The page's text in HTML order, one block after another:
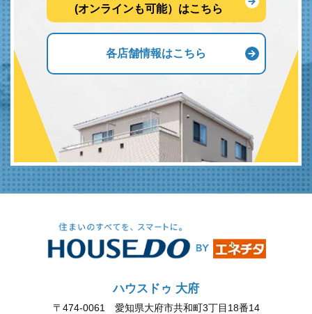
(オンラインも可能）はこちら
各店舗情報はこちら
ハウスドゥ 大府
〒474-0061 愛知県大府市共和町3丁目18番14